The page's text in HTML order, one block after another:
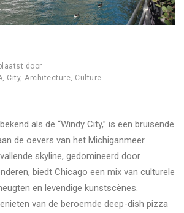
door
, City, Architecture, Culture
als de “Windy City,” is een bruisende
de oevers van het Michiganmeer.
skyline, gedomineerd door
biedt Chicago een mix van culturele
en levendige kunstscènes.
van de beroemde deep-dish pizza